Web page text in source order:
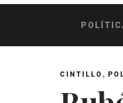
CINTILLO ,